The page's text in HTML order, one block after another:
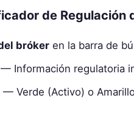
de Regulación
bróker en la barra de
— Información regulatoria
— Verde (Activo) o